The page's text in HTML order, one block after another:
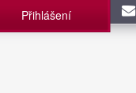
Přihlášení